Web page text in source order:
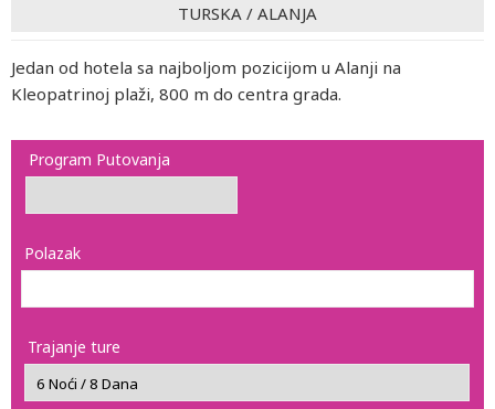
TURSKA / ALANJA
Jedan od hotela sa najboljom pozicijom u Alanji na
Kleopatrinoj plaži, 800 m do centra grada.
Program Putovanja
Polazak
Trajanje ture